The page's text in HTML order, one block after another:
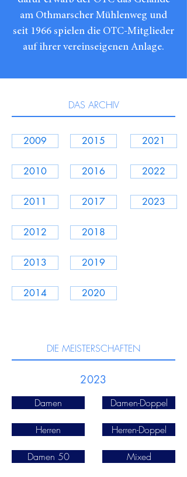
am Othmarscher Mühlenweg und
seit 1966 spielen die OTC-Mitglieder
auf ihrer vereinseigenen Anlage.
DAS ARCHIV
2009
2010
2011
2012
2013
2014
2015
2016
2017
2018
2019
2020
2021
2022
2023
DIE MEISTERSCHAFTEN
2023
Damen
Herren
Damen 50
Damen-Doppel
Herren-Doppel
Mixed